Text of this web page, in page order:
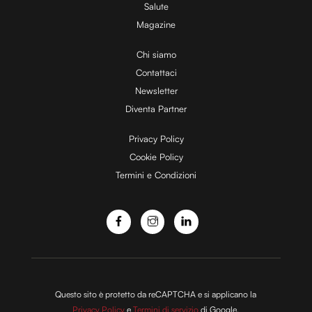
i
d
e
o
Salute
Magazine
Chi siamo
Contattaci
Newsletter
Diventa Partner
Privacy Policy
Cookie Policy
Termini e Condizioni
Questo sito è protetto da reCAPTCHA e si applicano la
Privacy Policy eTermini di servizio di Google.